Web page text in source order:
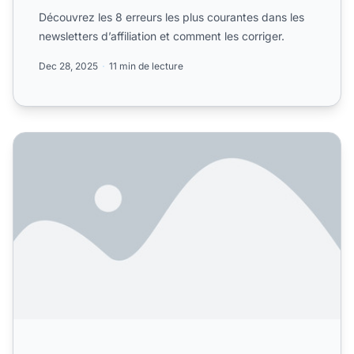
Découvrez les 8 erreurs les plus courantes dans les
newsletters d’affiliation et comment les corriger.
Dec 28, 2025 11 min de lecture
Quelles sont les erreurs les plus courantes dans les